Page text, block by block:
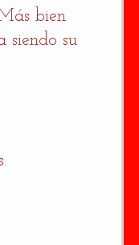
bien
siendo su